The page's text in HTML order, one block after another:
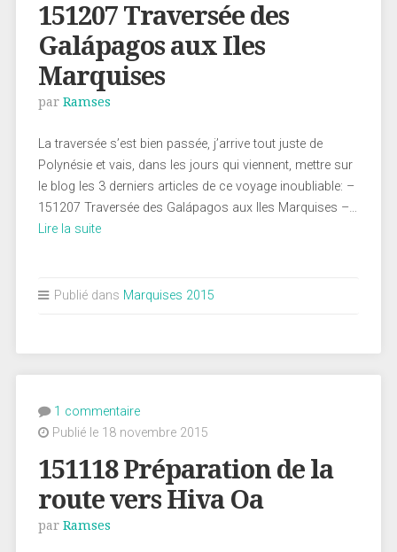
151207 Traversée des
Galápagos aux Iles
Marquises
par Ramses
La traversée s’est bien passée, j’arrive tout juste de
Polynésie et vais, dans les jours qui viennent, mettre sur
le blog les 3 derniers articles de ce voyage inoubliable: –
151207 Traversée des Galápagos aux Iles Marquises –…
Lire la suite
Publié dans Marquises 2015
1 commentaire
Publié le 18 novembre 2015
151118 Préparation de la
route vers Hiva Oa
par Ramses